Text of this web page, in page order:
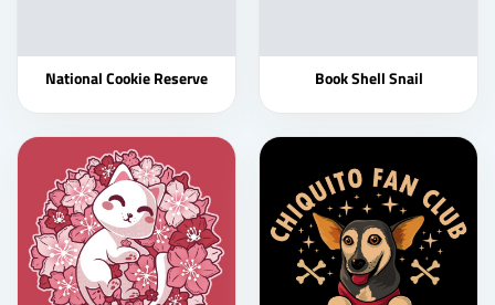
National Cookie Reserve Book Shell Snail